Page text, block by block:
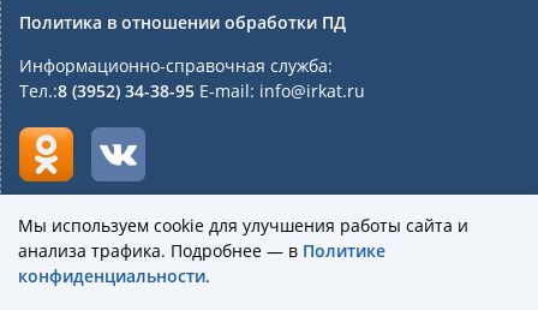
Политика в отношении обработки ПД
Информационно-справочная служба:
Тел.:8 (3952) 34-38-95 E-mail: info@irkat.ru
Государственное бюджетное профессиональное
Мы используем cookie для улучшения работы сайта и
анализа трафика. Подробнее — в Политике
конфиденциальности.